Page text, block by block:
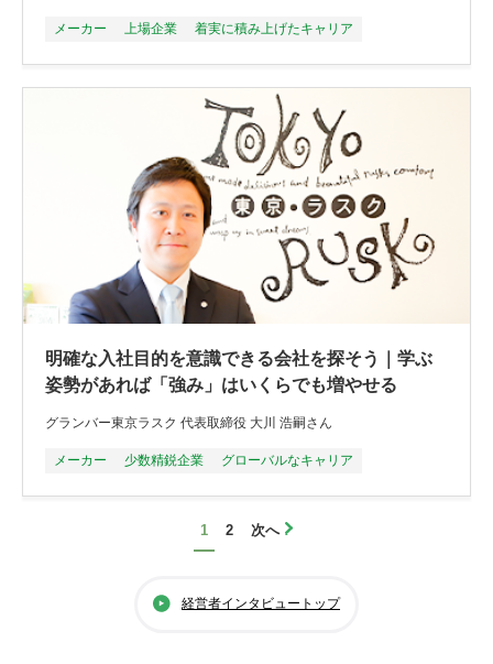
メーカー 上場企業 着実に積み上げたキャリア
明確な入社目的を意識できる会社を探そう｜学ぶ
姿勢があれば「強み」はいくらでも増やせる
グランバー東京ラスク 代表取締役 大川 浩嗣さん
メーカー 少数精鋭企業 グローバルなキャリア
1 2 次へ
経営者インタビュートップ